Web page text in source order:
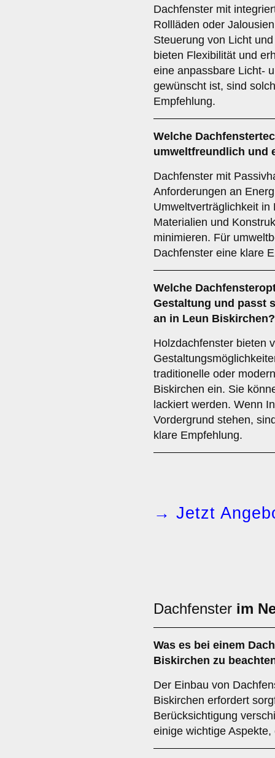
Dachfenster mit
Rollläden oder
Steuerung von Licht
bieten Flexibilität und
eine anpassbare Licht-
gewünscht ist, sind
Empfehlung.
Welche
umweltfreundlich und
Dachfenster mit
Anforderungen an
Umweltverträglichkeit
Materialien und
minimieren. Für
Dachfenster eine klare
Welche
Gestaltung und passt
an in Leun Biskirchen?
Holzdachfenster bieten
traditionelle oder
Biskirchen ein. Sie
lackiert werden. Wenn
Vordergrund stehen,
klare Empfehlung.
→ Jetzt
Dachfenster im
Was es bei einem
Biskirchen zu
Der Einbau von
Biskirchen erfordert
Berücksichtigung
einige wichtige